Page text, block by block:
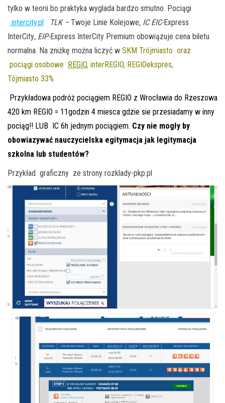
tylko w teorii bo praktyka wyglada bardzo smutno. Pociągi
intercity.pl
TLK –Twoje Linie Kolejowe, IC EIC-Express
InterCity, EIP-Express InterCity Premium obowiązuje cena biletu
normalna. Na zniżkę można liczyć w SKM Trójmiasto oraz
pociągi osobowe REGIO, interREGIO, REGIOekspres,
Tójmiasto 33%
Przykładowa podróż pociągiem REGIO z Wrocławia do Rzeszowa
420 km REGIO = 11godzin 4 miesca gdzie sie przesiadamy w inny
pociąg!! LUB IC 6h jednym pociągiem. Czy nie mogły by
obowiazywać nauczycielska egitymacja jak legitymacja
szkolna lub studentów?
Przykład graficzny ze strony rozklady-pkp.pl